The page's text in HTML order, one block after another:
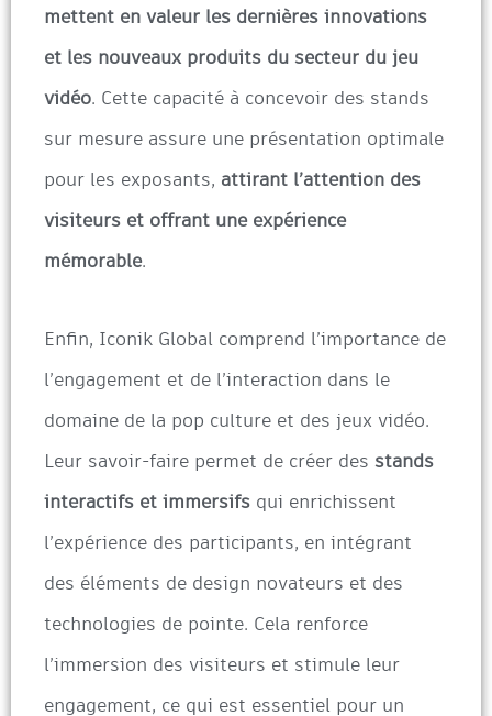
mettent en valeur les dernières innovations
et les nouveaux produits du secteur du jeu
vidéo. Cette capacité à concevoir des stands
sur mesure assure une présentation optimale
pour les exposants, attirant l’attention des
visiteurs et offrant une expérience
mémorable.
Enfin, Iconik Global comprend l’importance de
l’engagement et de l’interaction dans le
domaine de la pop culture et des jeux vidéo.
Leur savoir-faire permet de créer des stands
interactifs et immersifs qui enrichissent
l’expérience des participants, en intégrant
des éléments de design novateurs et des
technologies de pointe. Cela renforce
l’immersion des visiteurs et stimule leur
engagement, ce qui est essentiel pour un